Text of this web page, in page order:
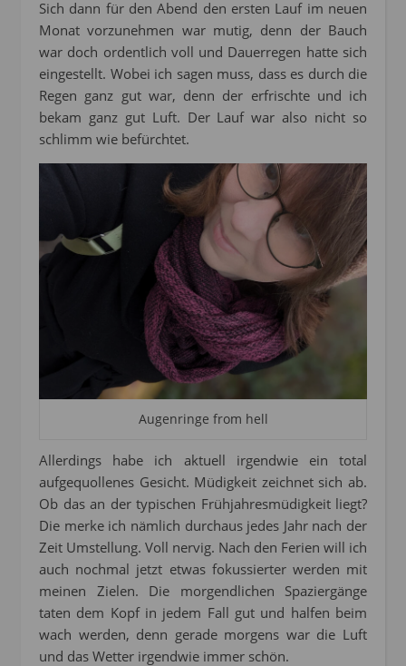
Sich dann für den Abend den ersten Lauf im neuen
Monat vorzunehmen war mutig, denn der Bauch
war doch ordentlich voll und Dauerregen hatte sich
eingestellt. Wobei ich sagen muss, dass es durch die
Regen ganz gut war, denn der erfrischte und ich
bekam ganz gut Luft. Der Lauf war also nicht so
schlimm wie befürchtet.
Augenringe from hell
Allerdings habe ich aktuell irgendwie ein total
aufgequollenes Gesicht. Müdigkeit zeichnet sich ab.
Ob das an der typischen Frühjahresmüdigkeit liegt?
Die merke ich nämlich durchaus jedes Jahr nach der
Zeit Umstellung. Voll nervig. Nach den Ferien will ich
auch nochmal jetzt etwas fokussierter werden mit
meinen Zielen. Die morgendlichen Spaziergänge
taten dem Kopf in jedem Fall gut und halfen beim
wach werden, denn gerade morgens war die Luft
und das Wetter irgendwie immer schön.